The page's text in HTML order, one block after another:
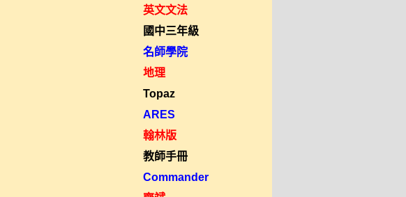
英文文法
國中三年級
名師學院
地理
Topaz
ARES
翰林版
教師手冊
Commander